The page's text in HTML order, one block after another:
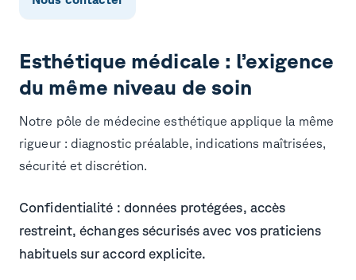
Esthétique médicale : l’exigence
du même niveau de soin
Notre pôle de médecine esthétique applique la même
rigueur : diagnostic préalable, indications maîtrisées,
sécurité et discrétion.
Confidentialité : données protégées, accès
restreint, échanges sécurisés avec vos praticiens
habituels sur accord explicite.